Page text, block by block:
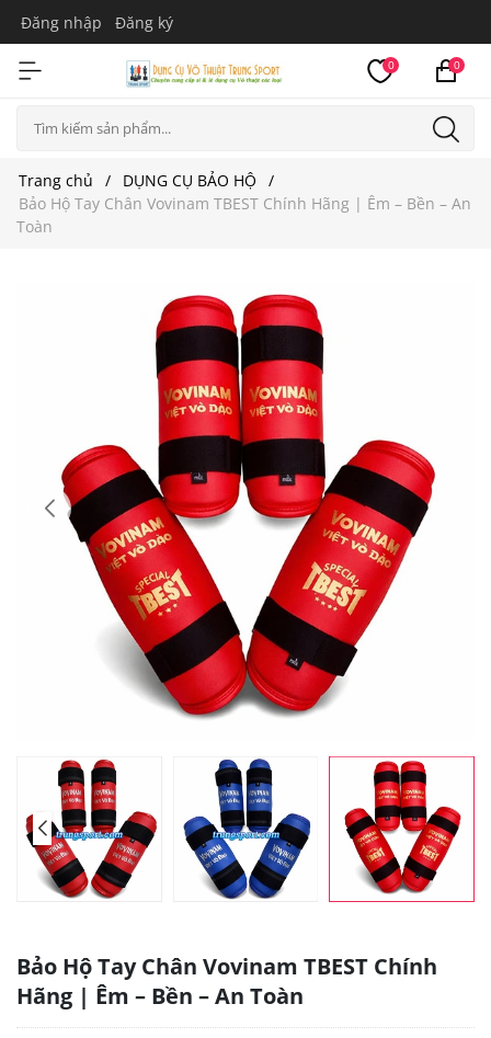
Đăng nhập Đăng ký
0 0
Trang chủ
DỤNG CỤ BẢO HỘ
Bảo Hộ Tay Chân Vovinam TBEST Chính Hãng | Êm – Bền – An
Toàn
Bảo Hộ Tay Chân Vovinam TBEST Chính
Hãng | Êm – Bền – An Toàn